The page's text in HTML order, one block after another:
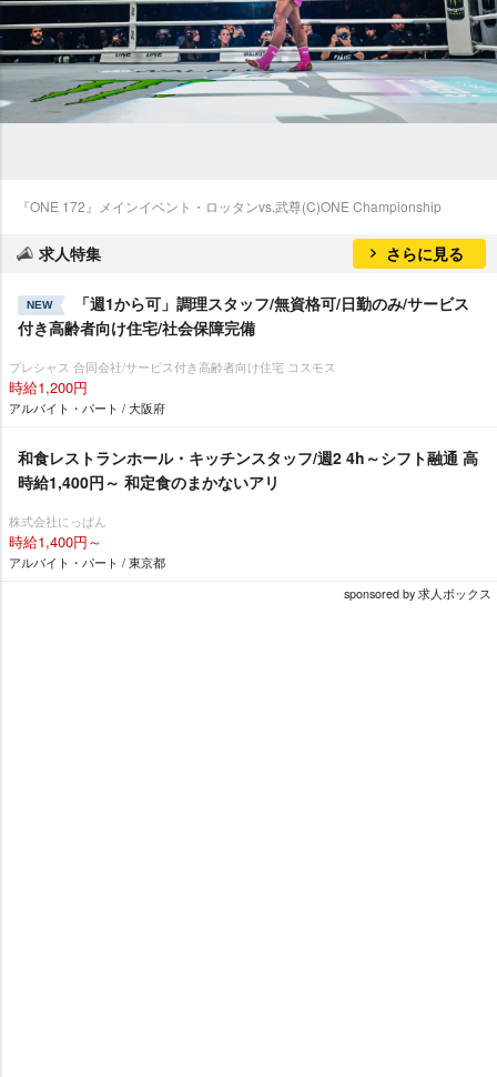
『ONE 172』メインイベント・ロッタンvs.武尊(C)ONE Championship
求人特集 さらに見る
NEW
「週1から可」調理スタッフ/無資格可/日勤のみ/サービス
付き高齢者向け住宅/社会保障完備
プレシャス 合同会社/サービス付き高齢者向け住宅 コスモス
時給1,200円
アルバイト・パート / 大阪府
和食レストランホール・キッチンスタッフ/週2 4h～シフト融通 高
時給1,400円～ 和定食のまかないアリ
株式会社にっぱん
時給1,400円～
アルバイト・パート / 東京都
sponsored by 求人ボックス